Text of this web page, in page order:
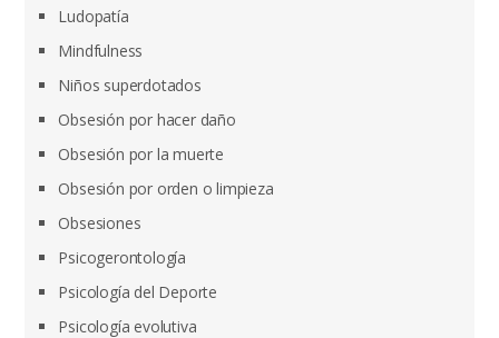
Ludopatía
Mindfulness
Niños superdotados
Obsesión por hacer daño
Obsesión por la muerte
Obsesión por orden o limpieza
Obsesiones
Psicogerontología
Psicología del Deporte
Psicología evolutiva